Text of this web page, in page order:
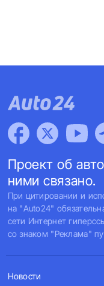
Проект об
ними связано.
При цитировании и
на "Auto24"
сети Интернет
со знаком "Реклама"
Новости